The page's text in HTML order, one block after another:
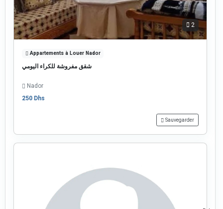
2
Appartements à Louer Nador
شقق مفروشة للكراء اليومي
Nador
250 Dhs
Sauvegarder